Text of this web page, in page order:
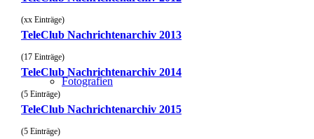
Fotografien
(xx Einträge)
TeleClub Nachrichtenarchiv 2013
(17 Einträge)
TeleClub Nachrichtenarchiv 2014
(5 Einträge)
TeleClub Nachrichtenarchiv 2015
(5 Einträge)